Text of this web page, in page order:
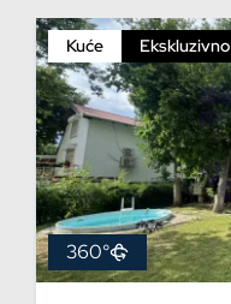
Kuće Ekskluzivno
360°